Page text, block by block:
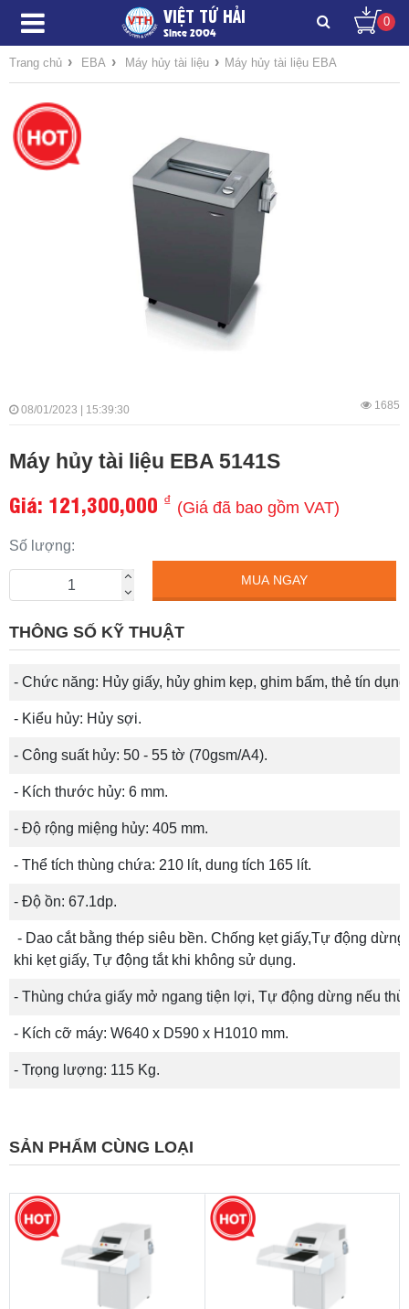
VIỆT TỨ HẢI
Since 2004
0
Trang chủ › EBA › Máy hủy tài liệu › Máy hủy tài liệu EBA
08/01/2023 | 15:39:30 1685
Máy hủy tài liệu EBA 5141S
Giá: 121,300,000 ₫ (Giá đã bao gồm VAT)
Số lượng:
MUA NGAY
THÔNG SỐ KỸ THUẬT
- Chức năng: Hủy giấy, hủy ghim kẹp, ghim bấm, thẻ tín dụng
- Kiểu hủy: Hủy sợi.
- Công suất hủy: 50 - 55 tờ (70gsm/A4).
- Kích thước hủy: 6 mm.
- Độ rộng miệng hủy: 405 mm.
- Thể tích thùng chứa: 210 lít, dung tích 165 lít.
- Độ ồn: 67.1dp.
- Dao cắt bằng thép siêu bền. Chống kẹt giấy,Tự động
khi kẹt giấy, Tự động tắt khi không sử dụng.
- Thùng chứa giấy mở ngang tiện lợi, Tự động dừng nếu
- Kích cỡ máy: W640 x D590 x H1010 mm.
- Trọng lượng: 115 Kg.
SẢN PHẨM CÙNG LOẠI